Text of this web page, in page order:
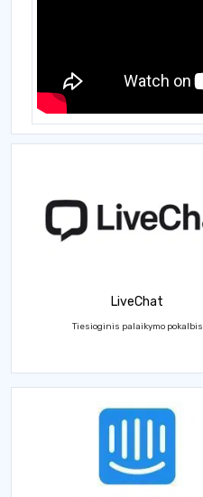
LiveChat
Tiesioginis palaikymo pokalbis